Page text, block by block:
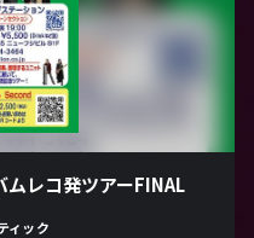
ムレコ発ツアーFINAL
ィック